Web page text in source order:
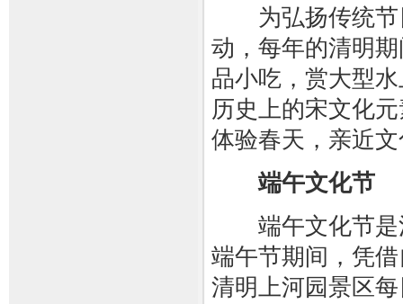
为弘扬传统节
动，每年的清明
品小吃，赏大型
历史上的宋文化
体验春天，亲近
端午文化节
端午文化节是
端午节期间，凭
清明上河园景区